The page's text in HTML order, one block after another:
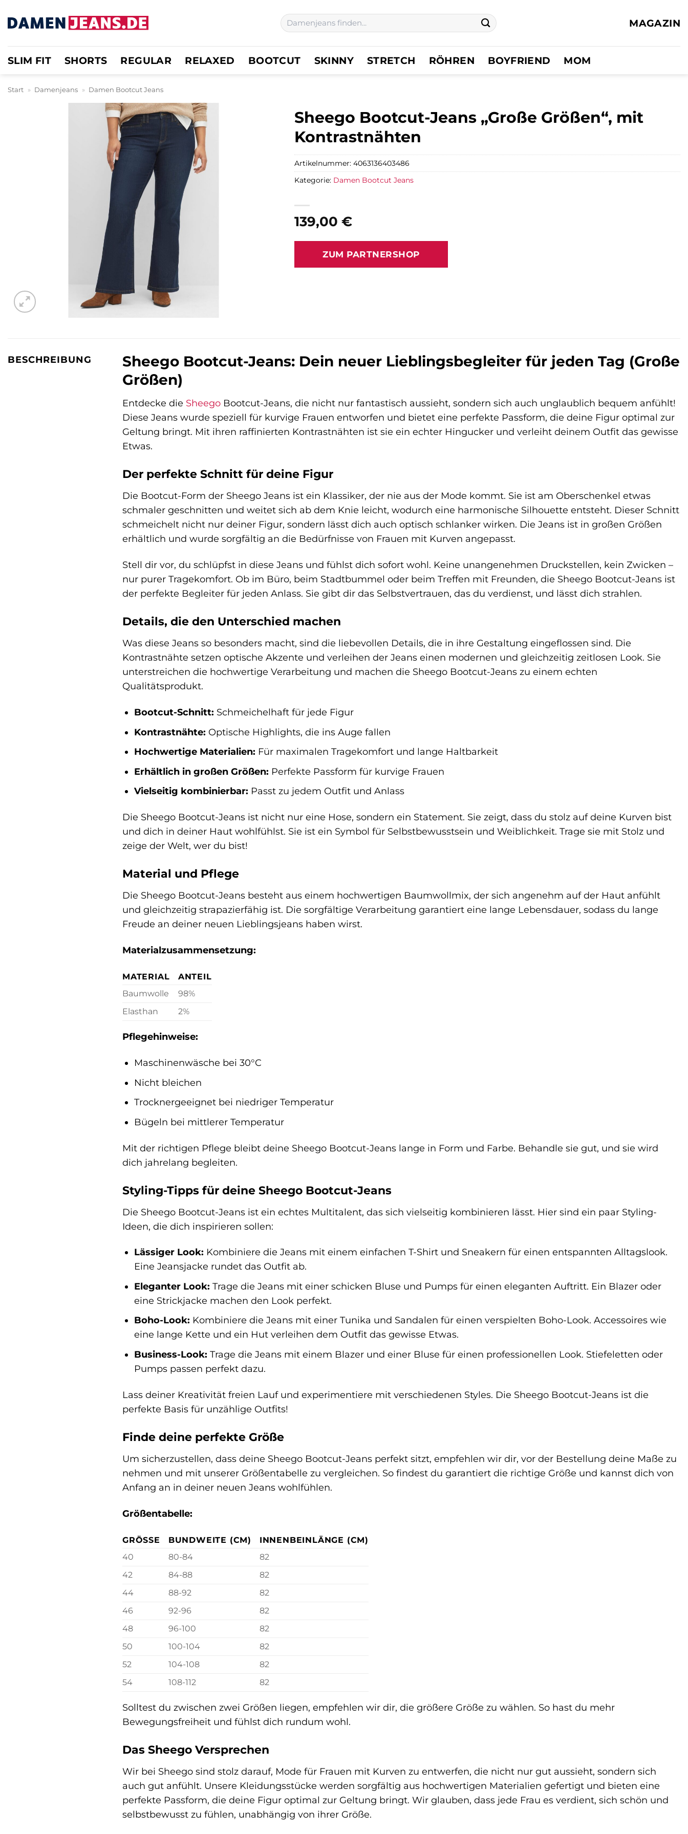
Inhalt
Suchen
nach:
MAGAZIN
SLIM FIT SHORTS REGULAR RELAXED BOOTCUT SKINNY STRETCH RÖHREN BOYFRIEND MOM
Start » Damenjeans » Damen Bootcut Jeans
Sheego Bootcut-Jeans „Große Größen“, mit
Kontrastnähten
139,00 €
ZUM PARTNERSHOP
Artikelnummer: 4063136403486
Kategorie: Damen Bootcut Jeans
BESCHREIBUNG
Sheego Bootcut-Jeans: Dein neuer Lieblingsbegleiter für jeden Tag (Große
Größen)
Entdecke die Sheego Bootcut-Jeans, die nicht nur fantastisch aussieht, sondern sich auch unglaublich bequem anfühlt!
Diese Jeans wurde speziell für kurvige Frauen entworfen und bietet eine perfekte Passform, die deine Figur optimal zur
Geltung bringt. Mit ihren raffinierten Kontrastnähten ist sie ein echter Hingucker und verleiht deinem Outfit das gewisse
Etwas.
Der perfekte Schnitt für deine Figur
Die Bootcut-Form der Sheego Jeans ist ein Klassiker, der nie aus der Mode kommt. Sie ist am Oberschenkel etwas
schmaler geschnitten und weitet sich ab dem Knie leicht, wodurch eine harmonische Silhouette entsteht. Dieser Schnitt
schmeichelt nicht nur deiner Figur, sondern lässt dich auch optisch schlanker wirken. Die Jeans ist in großen Größen
erhältlich und wurde sorgfältig an die Bedürfnisse von Frauen mit Kurven angepasst.
Stell dir vor, du schlüpfst in diese Jeans und fühlst dich sofort wohl. Keine unangenehmen Druckstellen, kein Zwicken –
nur purer Tragekomfort. Ob im Büro, beim Stadtbummel oder beim Treffen mit Freunden, die Sheego Bootcut-Jeans ist
der perfekte Begleiter für jeden Anlass. Sie gibt dir das Selbstvertrauen, das du verdienst, und lässt dich strahlen.
Details, die den Unterschied machen
Was diese Jeans so besonders macht, sind die liebevollen Details, die in ihre Gestaltung eingeflossen sind. Die
Kontrastnähte setzen optische Akzente und verleihen der Jeans einen modernen und gleichzeitig zeitlosen Look. Sie
unterstreichen die hochwertige Verarbeitung und machen die Sheego Bootcut-Jeans zu einem echten
Qualitätsprodukt.
Bootcut-Schnitt: Schmeichelhaft für jede Figur
Kontrastnähte: Optische Highlights, die ins Auge fallen
Hochwertige Materialien: Für maximalen Tragekomfort und lange Haltbarkeit
Erhältlich in großen Größen: Perfekte Passform für kurvige Frauen
Vielseitig kombinierbar: Passt zu jedem Outfit und Anlass
Die Sheego Bootcut-Jeans ist nicht nur eine Hose, sondern ein Statement. Sie zeigt, dass du stolz auf deine Kurven bist
und dich in deiner Haut wohlfühlst. Sie ist ein Symbol für Selbstbewusstsein und Weiblichkeit. Trage sie mit Stolz und
zeige der Welt, wer du bist!
Material und Pflege
Die Sheego Bootcut-Jeans besteht aus einem hochwertigen Baumwollmix, der sich angenehm auf der Haut anfühlt
und gleichzeitig strapazierfähig ist. Die sorgfältige Verarbeitung garantiert eine lange Lebensdauer, sodass du lange
Freude an deiner neuen Lieblingsjeans haben wirst.
Materialzusammensetzung:
MATERIAL
ANTEIL
Baumwolle
98%
Elasthan
2%
Pflegehinweise:
Maschinenwäsche bei 30°C
Nicht bleichen
Trocknergeeignet bei niedriger Temperatur
Bügeln bei mittlerer Temperatur
Mit der richtigen Pflege bleibt deine Sheego Bootcut-Jeans lange in Form und Farbe. Behandle sie gut, und sie wird
dich jahrelang begleiten.
Styling-Tipps für deine Sheego Bootcut-Jeans
Die Sheego Bootcut-Jeans ist ein echtes Multitalent, das sich vielseitig kombinieren lässt. Hier sind ein paar Styling-
Ideen, die dich inspirieren sollen:
Lässiger Look: Kombiniere die Jeans mit einem einfachen T-Shirt und Sneakern für einen entspannten Alltagslook.
Eine Jeansjacke rundet das Outfit ab.
Eleganter Look: Trage die Jeans mit einer schicken Bluse und Pumps für einen eleganten Auftritt. Ein Blazer oder
eine Strickjacke machen den Look perfekt.
Boho-Look: Kombiniere die Jeans mit einer Tunika und Sandalen für einen verspielten Boho-Look. Accessoires wie
eine lange Kette und ein Hut verleihen dem Outfit das gewisse Etwas.
Business-Look: Trage die Jeans mit einem Blazer und einer Bluse für einen professionellen Look. Stiefeletten oder
Pumps passen perfekt dazu.
Lass deiner Kreativität freien Lauf und experimentiere mit verschiedenen Styles. Die Sheego Bootcut-Jeans ist die
perfekte Basis für unzählige Outfits!
Finde deine perfekte Größe
Um sicherzustellen, dass deine Sheego Bootcut-Jeans perfekt sitzt, empfehlen wir dir, vor der Bestellung deine Maße zu
nehmen und mit unserer Größentabelle zu vergleichen. So findest du garantiert die richtige Größe und kannst dich von
Anfang an in deiner neuen Jeans wohlfühlen.
Größentabelle:
GRÖSSE BUNDWEITE (CM)
INNENBEINLÄNGE (CM)
40
80-84
82
42
84-88
82
44
88-92
82
46
92-96
82
48
96-100
82
50
100-104
82
52
104-108
82
54
108-112 82
Solltest du zwischen zwei Größen liegen, empfehlen wir dir, die größere Größe zu wählen. So hast du mehr
Bewegungsfreiheit und fühlst dich rundum wohl.
Das Sheego Versprechen
Wir bei Sheego sind stolz darauf, Mode für Frauen mit Kurven zu entwerfen, die nicht nur gut aussieht, sondern sich
auch gut anfühlt. Unsere Kleidungsstücke werden sorgfältig aus hochwertigen Materialien gefertigt und bieten eine
perfekte Passform, die deine Figur optimal zur Geltung bringt. Wir glauben, dass jede Frau es verdient, sich schön und
selbstbewusst zu fühlen, unabhängig von ihrer Größe.